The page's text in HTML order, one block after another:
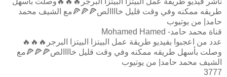
طريقه ممكنه وفي وقت قليل خاااالص🍕🍕🍕مع الشيف محمد
حامد| من يوتيوب
قناة محمد حامد- Mohamed Hamed
عدد من اعجبوا بفيديو طريقة عمل البيتزا البيتزا البرجر🔥🔥🔥
وصلت بأسهل طريقه ممكنه وفي وقت قليل خاااالص🍕🍕🍕مع
الشيف محمد حامد| من يوتيوب
3777